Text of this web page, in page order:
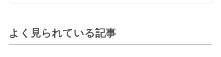
よく見られている記事